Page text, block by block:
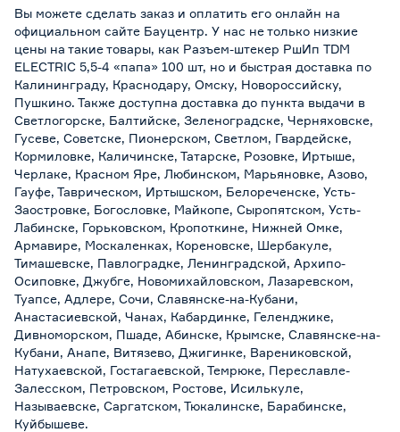
Вы можете сделать заказ и оплатить его онлайн на
официальном сайте Бауцентр. У нас не только низкие
цены на такие товары, как Разъем-штекер РшИп TDM
ELECTRIC 5,5-4 «папа» 100 шт, но и быстрая доставка по
Калининграду, Краснодару, Омску, Новороссийску,
Пушкино. Также доступна доставка до пункта выдачи в
Светлогорске, Балтийске, Зеленоградске, Черняховске,
Гусеве, Советске, Пионерском, Светлом, Гвардейске,
Кормиловке, Каличинске, Татарске, Розовке, Иртыше,
Черлаке, Красном Яре, Любинском, Марьяновке, Азово,
Гауфе, Таврическом, Иртышском, Белореченске, Усть-
Заостровке, Богословке, Майкопе, Сыропятском, Усть-
Лабинске, Горьковском, Кропоткине, Нижней Омке,
Армавире, Москаленках, Кореновске, Шербакуле,
Тимашевске, Павлоградке, Ленинградской, Архипо-
Осиповке, Джубге, Новомихайловском, Лазаревском,
Туапсе, Адлере, Сочи, Славянске-на-Кубани,
Анастасиевской, Чанах, Кабардинке, Геленджике,
Дивноморском, Пшаде, Абинске, Крымске, Славянске-на-
Кубани, Анапе, Витязево, Джигинке, Варениковской,
Натухаевской, Гостагаевской, Темрюке, Переславле-
Залесском, Петровском, Ростове, Исилькуле,
Называевске, Саргатском, Тюкалинске, Барабинске,
Куйбышеве.